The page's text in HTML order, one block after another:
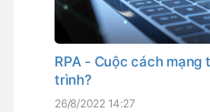
RPA - Cuộc cách
trình?
26/8/2022 14:27